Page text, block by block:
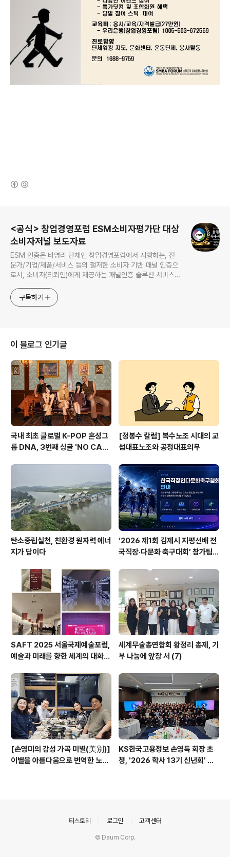
<공식> 창업경영포럼 ESM소비자평가단 대상
소비자저널 보도자료
ESM 인증은 비영리 단체인 창업경영포럼에서 시행하는, 전
문가/기업/제품/서비스 등의 철저한 소비자 기반 패널 인증으
로서, 소비자(의뢰인)에게 제공하는 패널인증 솔루션 서비스를
구독하기
이 블로그 인기글
국내 최초 글로벌 K-POP 혼성그
룹 DNA, 3번째 싱글 'NO CA
[정봉수 칼럼] 복수노조 시대의 교
섭대표노조와 공정대표의무
탄소중립실천, 친환경 원자력 에너
지가 답이다
‘2026 제1회 김제시 지평선배 전
국직장·다문화 축구대회’ 참가팀
SAFT 2025 서울국제예술포럼,
예술과 미래를 향한 세계의 대화가
세계무술총연합회 황정리 총제, 기
부 나눔에 앞장 서 (7)
[손영미의 감성 가곡 미별(美別)]
이별을 아름다움으로 번역한 노래
KS한국고용정보 손영득 회장 초
청, '2026 학사 13기 신년회' 성
티스토리 로그인 고객센터
© Daum Corp.